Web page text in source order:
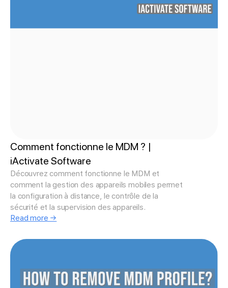
Comment fonctionne le MDM ? |
iActivate Software
Découvrez comment fonctionne le MDM et
comment la gestion des appareils mobiles permet
la configuration à distance, le contrôle de la
sécurité et la supervision des appareils.
Read more →